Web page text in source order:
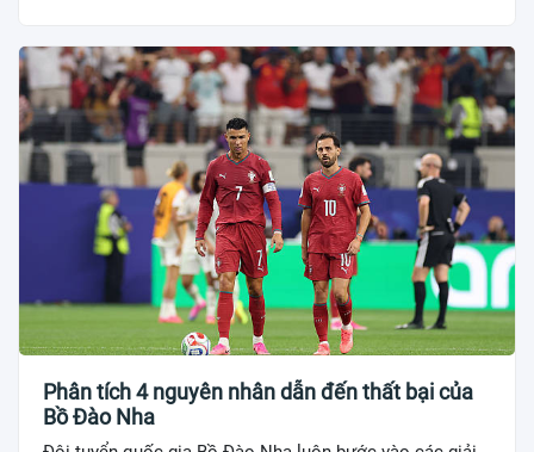
Phân tích 4 nguyên nhân dẫn đến thất bại của
Bồ Đào Nha